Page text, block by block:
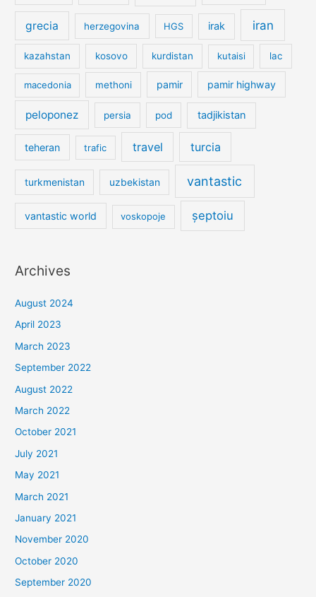
grecia herzegovina HGS irak iran
kazahstan kosovo kurdistan kutaisi lac
macedonia methoni pamir pamir highway
peloponez persia pod tadjikistan
teheran trafic travel turcia
turkmenistan uzbekistan vantastic
vantastic world voskopoje șeptoiu
Archives
August 2024
April 2023
March 2023
September 2022
August 2022
March 2022
October 2021
July 2021
May 2021
March 2021
January 2021
November 2020
October 2020
September 2020